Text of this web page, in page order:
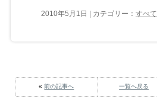
2010年5月1日 | カテゴリー：すべて
«前の記事へ 一覧へ戻る